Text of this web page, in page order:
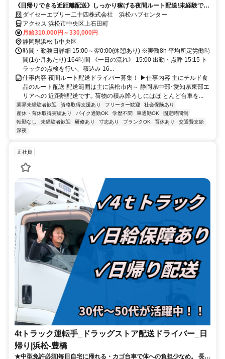
《日帰りできる近距離配送》しっかり稼げる夜間ルート配送!未経験でも
月給31万円から!経験･学歴一切不問!
ダイセーエブリー二十四株式会社 浜松ハブセンター
アクセス 浜松市中央区上石田町
月給310,000円～330,000円
静岡県浜松市中央区
時間・勤務日詳細 15:00～翌0:00(休憩あり) ※実働8h 平均所定労働時
間(1か月あたり):164時間 《一日の流れ》 15:00 出勤・点呼 15:15 ト
ラックの点検を行い、積込み 16...
仕事内容 夜間ルート配送ドライバー募集！ ▶仕事内容 主にチルド食
品のルート配送 配送範囲は主に浜松市内～ 静岡県中部･愛知県東部エ
リアへの 近距離配送です｡ 荷物の積み降ろしにはほ とんど台車を...
業界未経験者歓迎 資格取得支援あり フリーター歓迎
社会保険あり
産休・育休取得実績あり
バイク通勤OK 学歴不問 車通勤OK
固定時間制
転勤なし
未経験者歓迎 研修あり 寸志あり ブランクOK 育休あり
交通費支給
深夜
正社員
4tトラック運転手_ドラッグストア配送ドライバー_日
帰り|浜松‐豊橋
★中型免許必須|毎日自宅に帰れる・カゴ台車で体への負担少なめ。 長く